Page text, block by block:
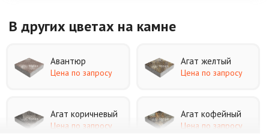
В других цветах на камне
Авантюр
Цена по запросу
Агат желтый
Цена по запросу
Агат коричневый
Цена по запросу
Агат кофейный
Цена по запросу